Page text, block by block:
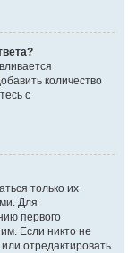
количество
с
только их
Для
первого
Если никто не
отредактировать